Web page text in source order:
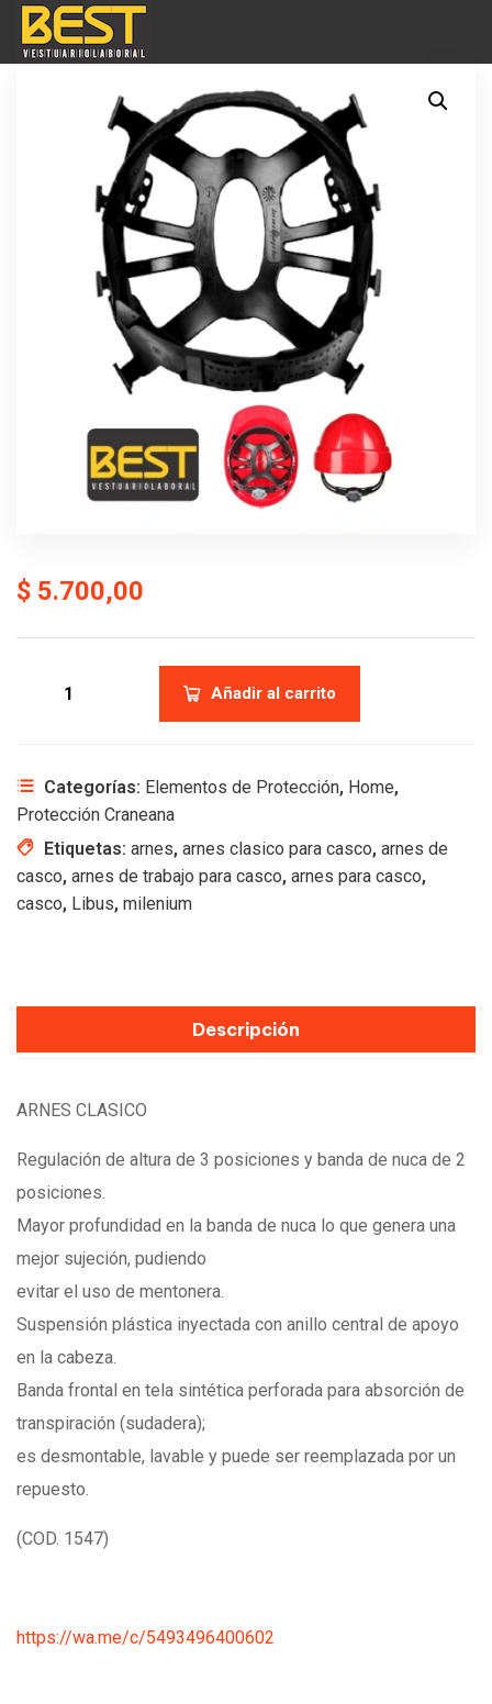
$ 5.700,00
Añadir al carrito
Categorías: Elementos de Protección, Home,
Protección Craneana
Etiquetas: arnes, arnes clasico para casco, arnes de
casco, arnes de trabajo para casco, arnes para casco,
casco, Libus, milenium
Descripción
ARNES CLASICO
Regulación de altura de 3 posiciones y banda de nuca de 2
posiciones.
Mayor profundidad en la banda de nuca lo que genera una
mejor sujeción, pudiendo
evitar el uso de mentonera.
Suspensión plástica inyectada con anillo central de apoyo
en la cabeza.
Banda frontal en tela sintética perforada para absorción de
transpiración (sudadera);
es desmontable, lavable y puede ser reemplazada por un
repuesto.
(COD. 1547)
https://wa.me/c/5493496400602